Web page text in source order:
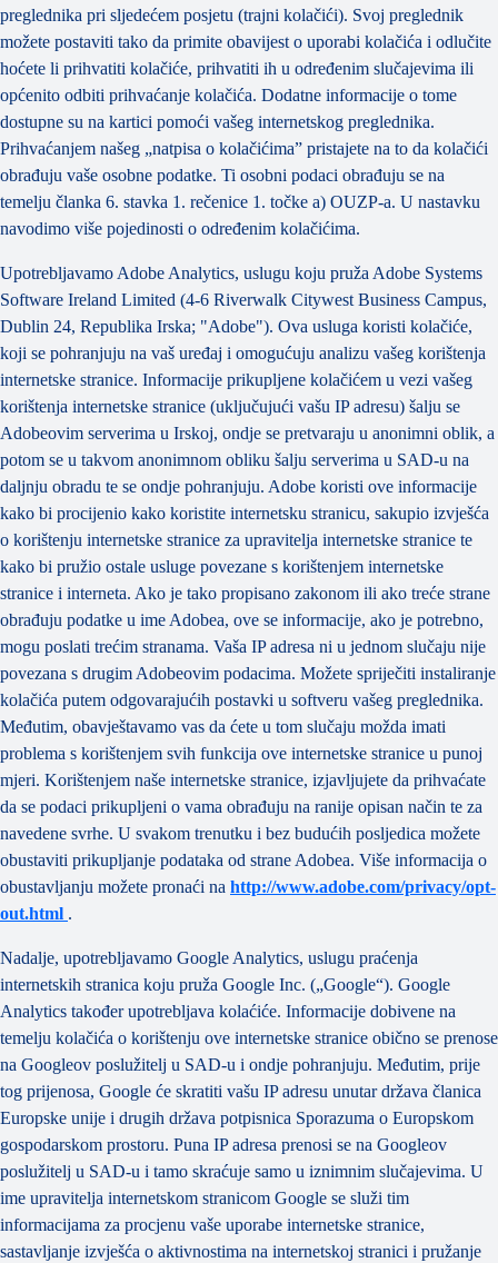
preglednika pri sljedećem posjetu (trajni kolačići). Svoj preglednik
možete postaviti tako da primite obavijest o uporabi kolačića i odlučite
hoćete li prihvatiti kolačiće, prihvatiti ih u određenim slučajevima ili
općenito odbiti prihvaćanje kolačića. Dodatne informacije o tome
dostupne su na kartici pomoći vašeg internetskog preglednika.
Prihvaćanjem našeg „natpisa o kolačićima” pristajete na to da kolačići
obrađuju vaše osobne podatke. Ti osobni podaci obrađuju se na
temelju članka 6. stavka 1. rečenice 1. točke a) OUZP-a. U nastavku
navodimo više pojedinosti o određenim kolačićima.
Upotrebljavamo Adobe Analytics, uslugu koju pruža Adobe Systems
Software Ireland Limited (4-6 Riverwalk Citywest Business Campus,
Dublin 24, Republika Irska; "Adobe"). Ova usluga koristi kolačiće,
koji se pohranjuju na vaš uređaj i omogućuju analizu vašeg korištenja
internetske stranice. Informacije prikupljene kolačićem u vezi vašeg
korištenja internetske stranice (uključujući vašu IP adresu) šalju se
Adobeovim serverima u Irskoj, ondje se pretvaraju u anonimni oblik, a
potom se u takvom anonimnom obliku šalju serverima u SAD-u na
daljnju obradu te se ondje pohranjuju. Adobe koristi ove informacije
kako bi procijenio kako koristite internetsku stranicu, sakupio izvješća
o korištenju internetske stranice za upravitelja internetske stranice te
kako bi pružio ostale usluge povezane s korištenjem internetske
stranice i interneta. Ako je tako propisano zakonom ili ako treće strane
obrađuju podatke u ime Adobea, ove se informacije, ako je potrebno,
mogu poslati trećim stranama. Vaša IP adresa ni u jednom slučaju nije
povezana s drugim Adobeovim podacima. Možete spriječiti instaliranje
kolačića putem odgovarajućih postavki u softveru vašeg preglednika.
Međutim, obavještavamo vas da ćete u tom slučaju možda imati
problema s korištenjem svih funkcija ove internetske stranice u punoj
mjeri. Korištenjem naše internetske stranice, izjavljujete da prihvaćate
da se podaci prikupljeni o vama obrađuju na ranije opisan način te za
navedene svrhe. U svakom trenutku i bez budućih posljedica možete
obustaviti prikupljanje podataka od strane Adobea. Više informacija o
obustavljanju možete pronaći na http://www.adobe.com/privacy/opt-
out.html .
Nadalje, upotrebljavamo Google Analytics, uslugu praćenja
internetskih stranica koju pruža Google Inc. („Google“). Google
Analytics također upotrebljava kolaćiće. Informacije dobivene na
temelju kolačića o korištenju ove internetske stranice obično se prenose
na Googleov poslužitelj u SAD-u i ondje pohranjuju. Međutim, prije
tog prijenosa, Google će skratiti vašu IP adresu unutar država članica
Europske unije i drugih država potpisnica Sporazuma o Europskom
gospodarskom prostoru. Puna IP adresa prenosi se na Googleov
poslužitelj u SAD-u i tamo skraćuje samo u iznimnim slučajevima. U
ime upravitelja internetskom stranicom Google se služi tim
informacijama za procjenu vaše uporabe internetske stranice,
sastavljanje izvješća o aktivnostima na internetskoj stranici i pružanje